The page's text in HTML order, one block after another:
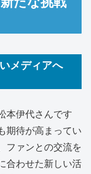
メディアへ
本伊代さんです
期待が高まってい
ファンとの交流を
合わせた新しい活